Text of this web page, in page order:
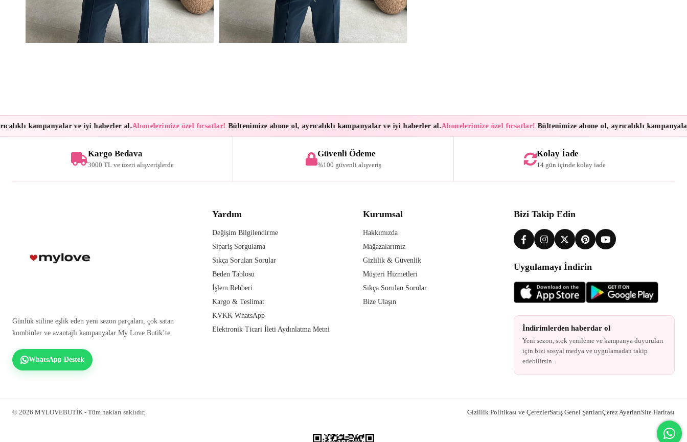
kampanyalar ve iyi haberler al.Abonelerimize özel fırsatlar!Bültenimize abone ol, ayrıcalıklı kampanyalar ve iyi haberler al.Abonelerimize özel fırsatlar!Bültenimize abone ol, ayrıcalıklı kampanyalar
Kargo Bedava
3000 TL ve üzeri alışverişlerde
Güvenli Ödeme
%100 güvenli alışveriş
Kolay İade
14 gün içinde kolay iade
Günlük stiline eşlik eden yeni sezon parçaları, çok satan
kombinler ve avantajlı kampanyalar My Love Butik’te.
WhatsApp Destek
Yardım
Değişim Bilgilendirme
Sipariş Sorgulama
Sıkça Sorulan Sorular
Beden Tablosu
İşlem Rehberi
Kargo & Teslimat
KVKK WhatsApp
Elektronik Ticari İleti Aydınlatma Metni
Kurumsal
Hakkımızda
Mağazalarımız
Gizlilik & Güvenlik
Müşteri Hizmetleri
Sıkça Sorulan Sorular
Bize Ulaşın
Bizi Takip Edin
Uygulamayı İndirin
İndirimlerden haberdar ol
Yeni sezon, stok yenileme ve kampanya duyuruları
için bizi sosyal medya ve uygulamadan takip
edebilirsin.
© 2026 MYLOVEBUTİK - Tüm hakları saklıdır. Gizlilik Politikası ve ÇerezlerSatış Genel ŞartlarıÇerez AyarlarıSite Haritası